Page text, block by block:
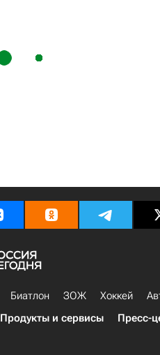
Биатлон ЗОЖ Хоккей
Продукты и сервисы Пресс-